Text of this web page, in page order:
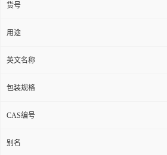
货号
用途
英文名称
包装规格
CAS编号
别名